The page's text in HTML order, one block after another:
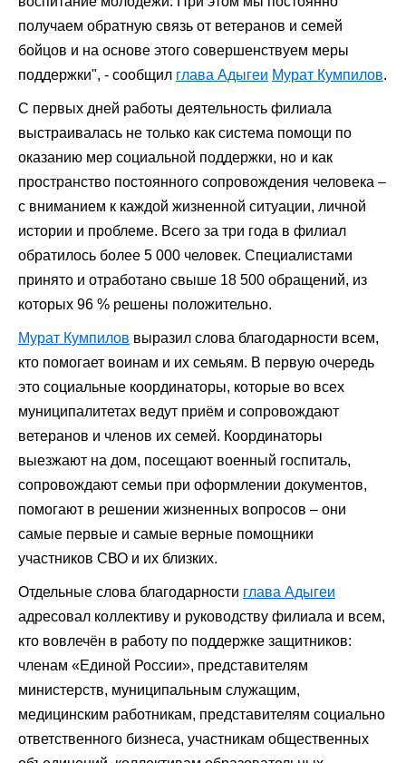
получаем обратную связь от ветеранов и семей
бойцов и на основе этого совершенствуем меры
поддержки", - сообщил глава Адыгеи Мурат Кумпилов.
С первых дней работы деятельность филиала
выстраивалась не только как система помощи по
оказанию мер социальной поддержки, но и как
пространство постоянного сопровождения человека –
с вниманием к каждой жизненной ситуации, личной
истории и проблеме. Всего за три года в филиал
обратилось более 5 000 человек. Специалистами
принято и отработано свыше 18 500 обращений, из
которых 96 % решены положительно.
Мурат Кумпилов выразил слова благодарности всем,
кто помогает воинам и их семьям. В первую очередь
это социальные координаторы, которые во всех
муниципалитетах ведут приём и сопровождают
ветеранов и членов их семей. Координаторы
выезжают на дом, посещают военный госпиталь,
сопровождают семьи при оформлении документов,
помогают в решении жизненных вопросов – они
самые первые и самые верные помощники
участников СВО и их близких.
Отдельные слова благодарности глава Адыгеи
адресовал коллективу и руководству филиала и всем,
кто вовлечён в работу по поддержке защитников:
членам «Единой России», представителям
министерств, муниципальным служащим,
медицинским работникам, представителям социально
ответственного бизнеса, участникам общественных